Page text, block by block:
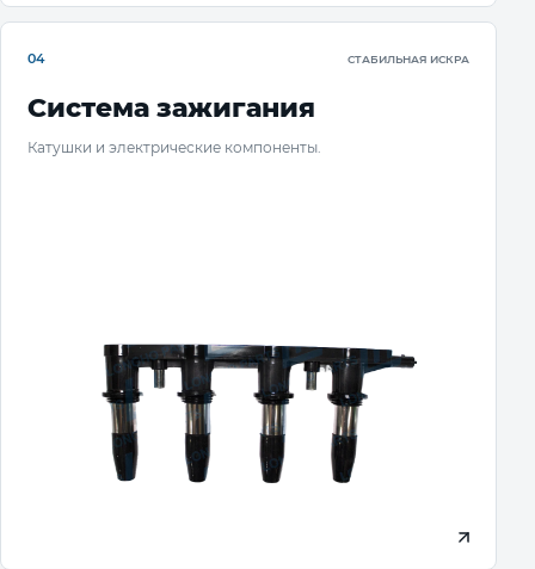
04 СТАБИЛЬНАЯ ИСКРА
Система зажигания
Катушки и электрические компоненты.